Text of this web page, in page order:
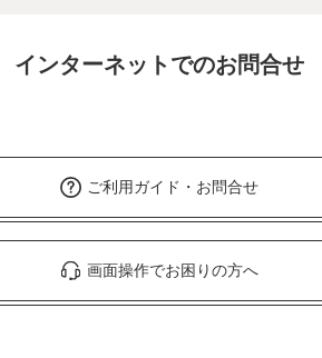
インターネットでのお問合せ
ご利用ガイド・お問合せ
画面操作でお困りの方へ